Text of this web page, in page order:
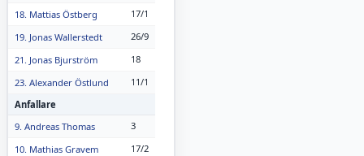
18. Mattias Östberg
17/1
19. Jonas Wallerstedt
26/9
21. Jonas Bjurström
18
23. Alexander Östlund
11/1
Anfallare
9. Andreas Thomas
3
10. Mathias Gravem
17/2